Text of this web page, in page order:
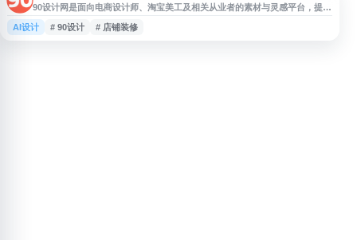
90设计网是面向电商设计师、淘宝美工及相关从业者的素材与灵感平台，提供
淘宝模板、淘宝海报素材、详情页素材、背景素材等电商设计资源。网站聚焦
网店视觉设计场景，支持用户查找设计素材、获取创作灵感，并提供设计交
AI设计 # 90设计 # 店铺装修